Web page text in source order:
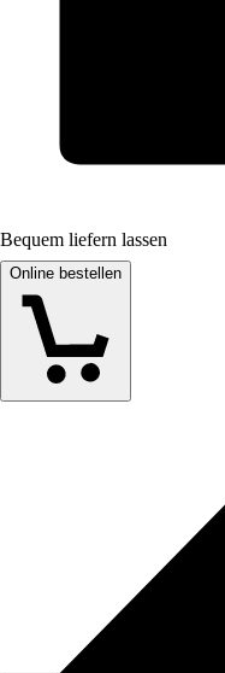
Bequem liefern lassen
Online bestellen